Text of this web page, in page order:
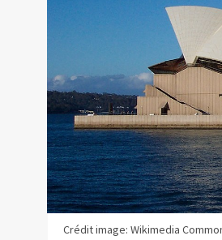
Crédit image: Wikimedia